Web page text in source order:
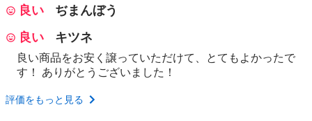
良い
ぢまんぼう
良い
キツネ
良い商品をお安く譲っていただけて、とてもよかったで
す！ ありがとうございました！
評価をもっと見る